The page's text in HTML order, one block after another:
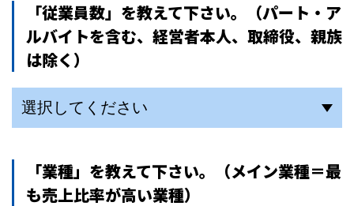
「従業員数」を教えて下さい。
（パート・ア
ルバイトを含む、経営者本人、取締役、親族
は除く）
「業種」を教えて下さい。
（メイン業種＝最
も売上比率が高い業種）